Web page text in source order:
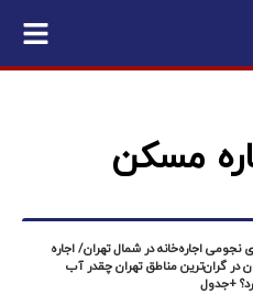
مسکن
نجومی اجاره‌خانه در شمال تهران/ اجاره
در گران‌ترین مناطق تهران چقدر آب
+جدول